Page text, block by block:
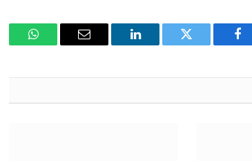
فيسبوك
تويتر لينكدإن
البريد
واتساب